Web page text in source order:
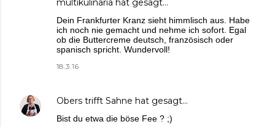
multikulinaria hat gesagt…
Dein Frankfurter Kranz sieht himmlisch aus. Habe
ich noch nie gemacht und nehme ich sofort. Egal
ob die Buttercreme deutsch, französisch oder
spanisch spricht. Wundervoll!
18.3.16
Obers trifft Sahne hat gesagt…
Bist du etwa die böse Fee ? ;)